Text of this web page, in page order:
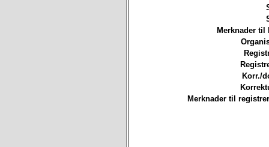
Merknader til
Korr./
Merknader til